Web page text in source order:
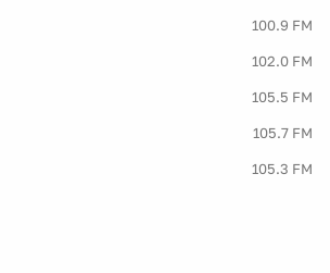
100.9 FM
102.0 FM
105.5 FM
105.7 FM
105.3 FM